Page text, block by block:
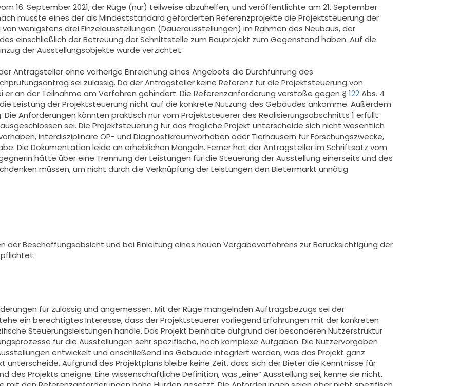
16. September 2021, der Rüge (nur) teilweise abzuhelfen, und veröffentlichte am 21. September
musste eines der als Mindeststandard geforderten Referenzprojekte die Projektsteuerung der
wenigstens drei Einzelausstellungen (Dauerausstellungen) im Rahmen des Neubaus, der
einschließlich der Betreuung der Schnittstelle zum Bauprojekt zum Gegenstand haben. Auf die
der Ausstellungsobjekte wurde verzichtet.
Antragsteller ohne vorherige Einreichung eines Angebots die Durchführung des
sei zulässig. Da der Antragsteller keine Referenz für die Projektsteuerung von
er an der Teilnahme am Verfahren gehindert. Die Referenzanforderung verstoße gegen § 122Abs. 4
Leistung der Projektsteuerung nicht auf die konkrete Nutzung des Gebäudes ankomme. Außerdem
Anforderungen könnten praktisch nur vom Projektsteuerer des Realisierungsabschnitts 1 erfüllt
sei. Die Projektsteuerung für das fragliche Projekt unterscheide sich nicht wesentlich
interdisziplinäre OP- und Diagnostikraumvorhaben oder Tierhäusern für Forschungszwecke,
Die Dokumentation leide an erheblichen Mängeln. Ferner hat der Antragsteller im Schriftsatz vom
hätte über eine Trennung der Leistungen für die Steuerung der Ausstellung einerseits und des
müssen, um nicht durch die Verknüpfung der Leistungen den Bietermarkt unnötig
der Beschaffungsabsicht und bei Einleitung eines neuen Vergabeverfahrens zur Berücksichtigung der
für zulässig und angemessen. Mit der Rüge mangelnden Auftragsbezugs sei der
ein berechtigtes Interesse, dass der Projektsteuerer vorliegend Erfahrungen mit der konkreten
Steuerungsleistungen handle. Das Projekt beinhalte aufgrund der besonderen Nutzerstruktur
für die Ausstellungen sehr spezifische, hoch komplexe Aufgaben. Die Nutzervorgaben
entwickelt und anschließend ins Gebäude integriert werden, was das Projekt ganz
unterscheide. Aufgrund des Projektplans bleibe keine Zeit, dass sich der Bieter die Kenntnisse für
Projekts aneigne. Eine wissenschaftliche Definition, was „eine“ Ausstellung sei, kenne sie nicht,